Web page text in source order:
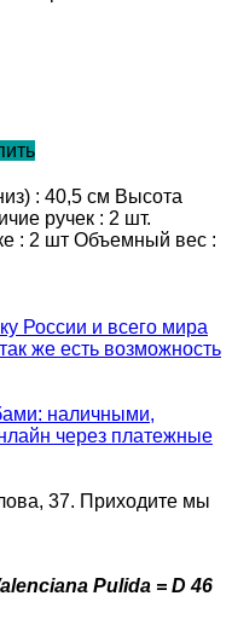
: 40,5 см Высота
ручек : 2 шт.
: 2 шт Объемный вес :
России и всего мира
же есть возможность
наличными,
через платежные
37. Приходите мы
Pulida = D 46